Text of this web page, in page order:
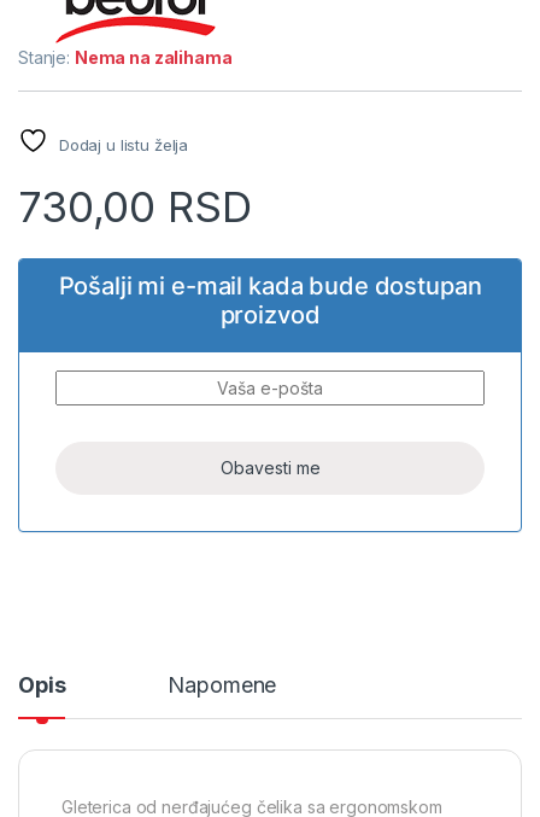
Stanje: Nema na zalihama
Dodaj u listu želja
730,00 RSD
Pošalji mi e-mail kada bude dostupan
proizvod
Opis Napomene
Gleterica od nerđajućeg čelika sa ergonomskom